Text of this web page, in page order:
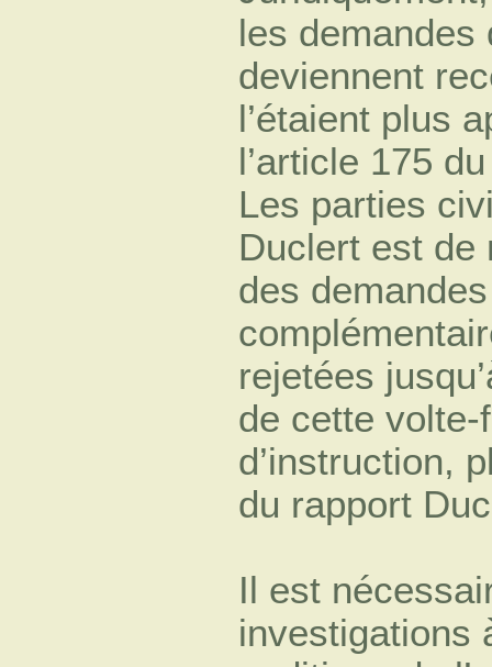
les demandes
deviennent
l’étaient plus
l’article 175
Les parties
Duclert est de
des
rejetées
de cette
d’instruction,
du rapport
Il est
investigations